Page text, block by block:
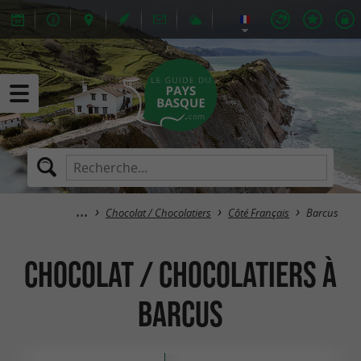
Chocolat / Chocolatiers Côté Français Barcus
Chocolat / Chocolatiers à
Barcus